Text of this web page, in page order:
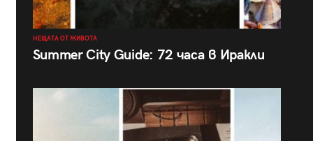
НЕЩАТА ОТ ЖИВОТА
Summer City Guide: 72 часа в Иракли